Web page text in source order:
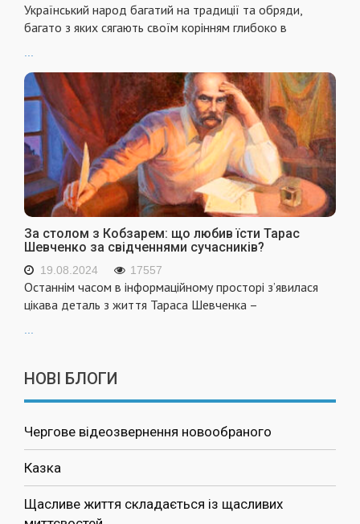
Український народ багатий на традиції та обряди,
багато з яких сягають своїм корінням глибоко в
За столом з Кобзарем: що любив їсти Тарас
Шевченко за свідченнями сучасників?
19.08.2024 17557
Останнім часом в інформаційному просторі з’явилася
цікава деталь з життя Тараса Шевченка –
НОВІ БЛОГИ
Чергове відеозвернення новообраного
Казка
Щасливе життя складається із щасливих